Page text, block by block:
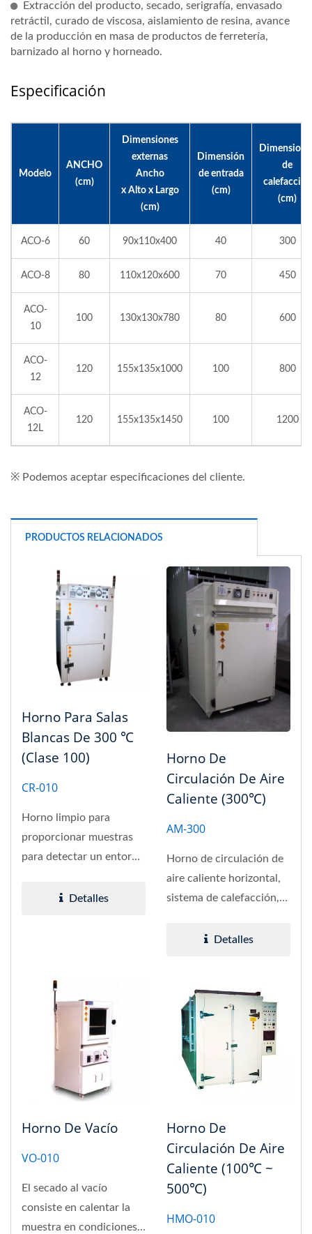
Extracción del producto, secado, serigrafía, envasado
retráctil, curado de viscosa, aislamiento de resina, avance
de la producción en masa de productos de ferretería,
barnizado al horno y horneado.
Especificación
Modelo
ANCHO
(cm)
Dimensiones
externas
Ancho
x Alto x Largo
(cm)
Dimensión
de entrada
(cm)
de
calefacción
(cm)
ACO-6 60 90x110x400 40 300
ACO-8 80 110x120x600 70 450
ACO-
10
100 130x130x780 80 600
ACO-
12
120 155x135x1000 100 800
ACO-
12L
120 155x135x1450 100 1200
※ Podemos aceptar especificaciones del cliente.
PRODUCTOS RELACIONADOS
Horno Para Salas
Blancas De 300 ℃
(Clase 100)
CR-010
Horno limpio para
proporcionar muestras
para detectar un entorno
equipo...
Detalles
Horno De
Circulación De Aire
Caliente (300℃)
AM-300
Horno de circulación de
aire caliente horizontal,
sistema de calefacción,
Detalles
Horno De Vacío
VO-010
El secado al vacío
consiste en calentar la
muestra en condiciones
Horno De
Circulación De Aire
Caliente (100℃ ~
500℃)
HMO-010